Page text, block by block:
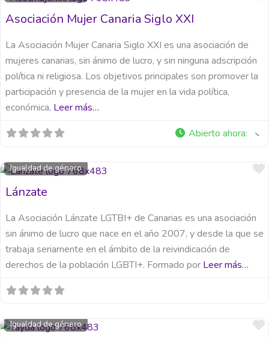
Asociación Mujer Canaria Siglo XXI
La Asociación Mujer Canaria Siglo XXI es una asociación de
mujeres canarias, sin ánimo de lucro, y sin ninguna adscripción
política ni religiosa. Los objetivos principales son promover la
participación y presencia de la mujer en la vida política,
económica, Leer más…
Abierto ahora:
Igualdad de género
Lánzate
La Asociación Lánzate LGTBI+ de Canarias es una asociación
sin ánimo de lucro que nace en el año 2007, y desde la que se
trabaja seriamente en el ámbito de la reivindicación de
derechos de la población LGBTI+. Formado por Leer más…
Igualdad de género